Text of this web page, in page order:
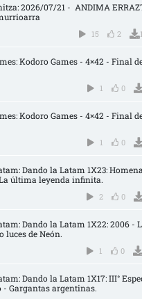
2026/07/21 -  ANDIMA
15 2
Kodoro Games - 4×42 - Final
1 0
Kodoro Games - 4×42 - Final
1 0
Dando la Latam 1X23:
última leyenda infinita.
2 0
Dando la Latam 1X22: 2006 -
luces de Neón.
1 0
Dando la Latam 1X17: III°
Gargantas argentinas.